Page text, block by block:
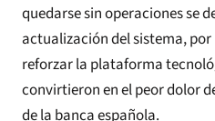
quedarse sin operaciones se
actualización del sistema, por
reforzar la plataforma
convirtieron en el peor dolor
de la banca española.